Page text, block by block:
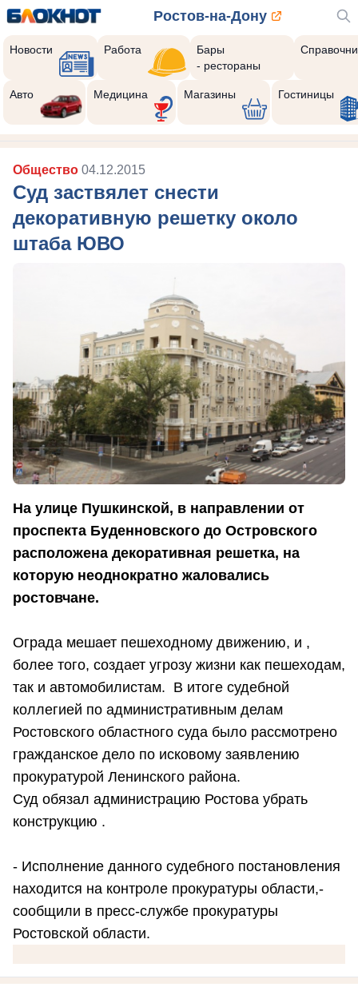
Ростов-на-Дону
Новости Работа
Бары
- рестораны
Авто Медицина Магазины Гостиницы
Общество 04.12.2015
Суд заствялет снести
декоративную решетку около
штаба ЮВО
На улице Пушкинской, в направлении от
проспекта Буденновского до Островского
расположена декоративная решетка, на
которую неоднократно жаловались
ростовчане.
Ограда мешает пешеходному движению, и ,
более того, создает угрозу жизни как пешеходам,
так и автомобилистам. В итоге судебной
коллегией по административным делам
Ростовского областного суда было рассмотрено
гражданское дело по исковому заявлению
прокуратурой Ленинского района.
Суд обязал администрацию Ростова убрать
конструкцию .
- Исполнение данного судебного постановления
находится на контроле прокуратуры области,-
сообщили в пресс-службе прокуратуры
Ростовской области.